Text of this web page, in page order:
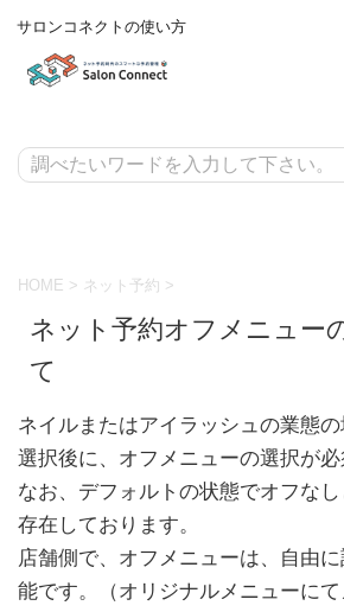
サロンコネクトの使い方
HOME > ネット予約 >
ネット予約オフメニュー
て
ネイルまたはアイラッシュの業態
選択後に、オフメニューの選択が必
なお、デフォルトの状態でオフな
存在しております。
店舗側で、オフメニューは、自由
能です。（オリジナルメニューに